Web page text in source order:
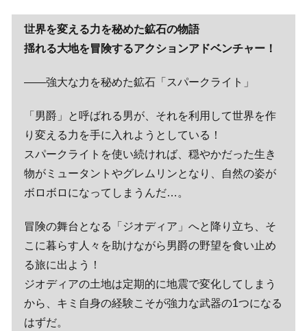
世界を変える力を秘めた鉱石の物語
揺れる大地を冒険するアクションアドベンチャー！
――強大な力を秘めた鉱石「スパークライト」
「男爵」と呼ばれる男が、それを利用して世界を作
り変える力を手に入れようとしている！
スパークライトを使い続ければ、穏やかだった生き
物がミュータントやグレムリンとなり、自然の姿が
ボロボロになってしまうんだ…。
冒険の舞台となる「ジオディア」へと降り立ち、そ
こに暮らす人々を助けながら男爵の野望を食い止め
る旅に出よう！
ジオディアの土地は定期的に地震で変化してしまう
から、キミ自身の経験こそが強力な武器の1つになる
はずだ。